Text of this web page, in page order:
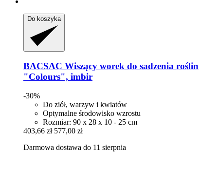
Do koszyka
BACSAC Wiszący worek do sadzenia roślin
"Colours", imbir
-30%
Do ziół, warzyw i kwiatów
Optymalne środowisko wzrostu
Rozmiar: 90 x 28 x 10 - 25 cm
403,66 zł 577,00 zł
Darmowa dostawa do 11 sierpnia